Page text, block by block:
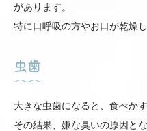
があります。
特に口呼吸の方やお口が乾燥
虫歯
大きな虫歯になると、食べか
その結果、嫌な臭いの原因と